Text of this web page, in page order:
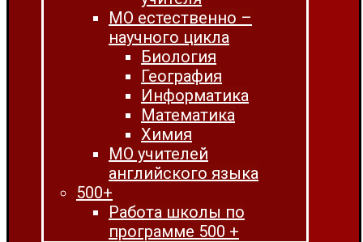
МО естественно –
научного цикла
Биология
География
Информатика
Математика
Химия
МО учителей
английского языка
500+
Работа школы по
программе 500 +